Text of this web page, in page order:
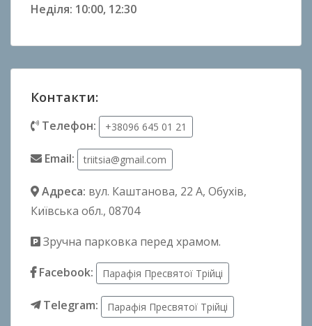
Неділя: 10:00, 12:30
Контакти:
Телефон: +38096 645 01 21
Email: triitsia@gmail.com
Адреса: вул. Каштанова, 22 А, Обухів,
Київська обл., 08704
Зручна парковка перед храмом.
Facebook:
Парафія Пресвятої Трійці
Telegram: Парафія Пресвятої Трійці